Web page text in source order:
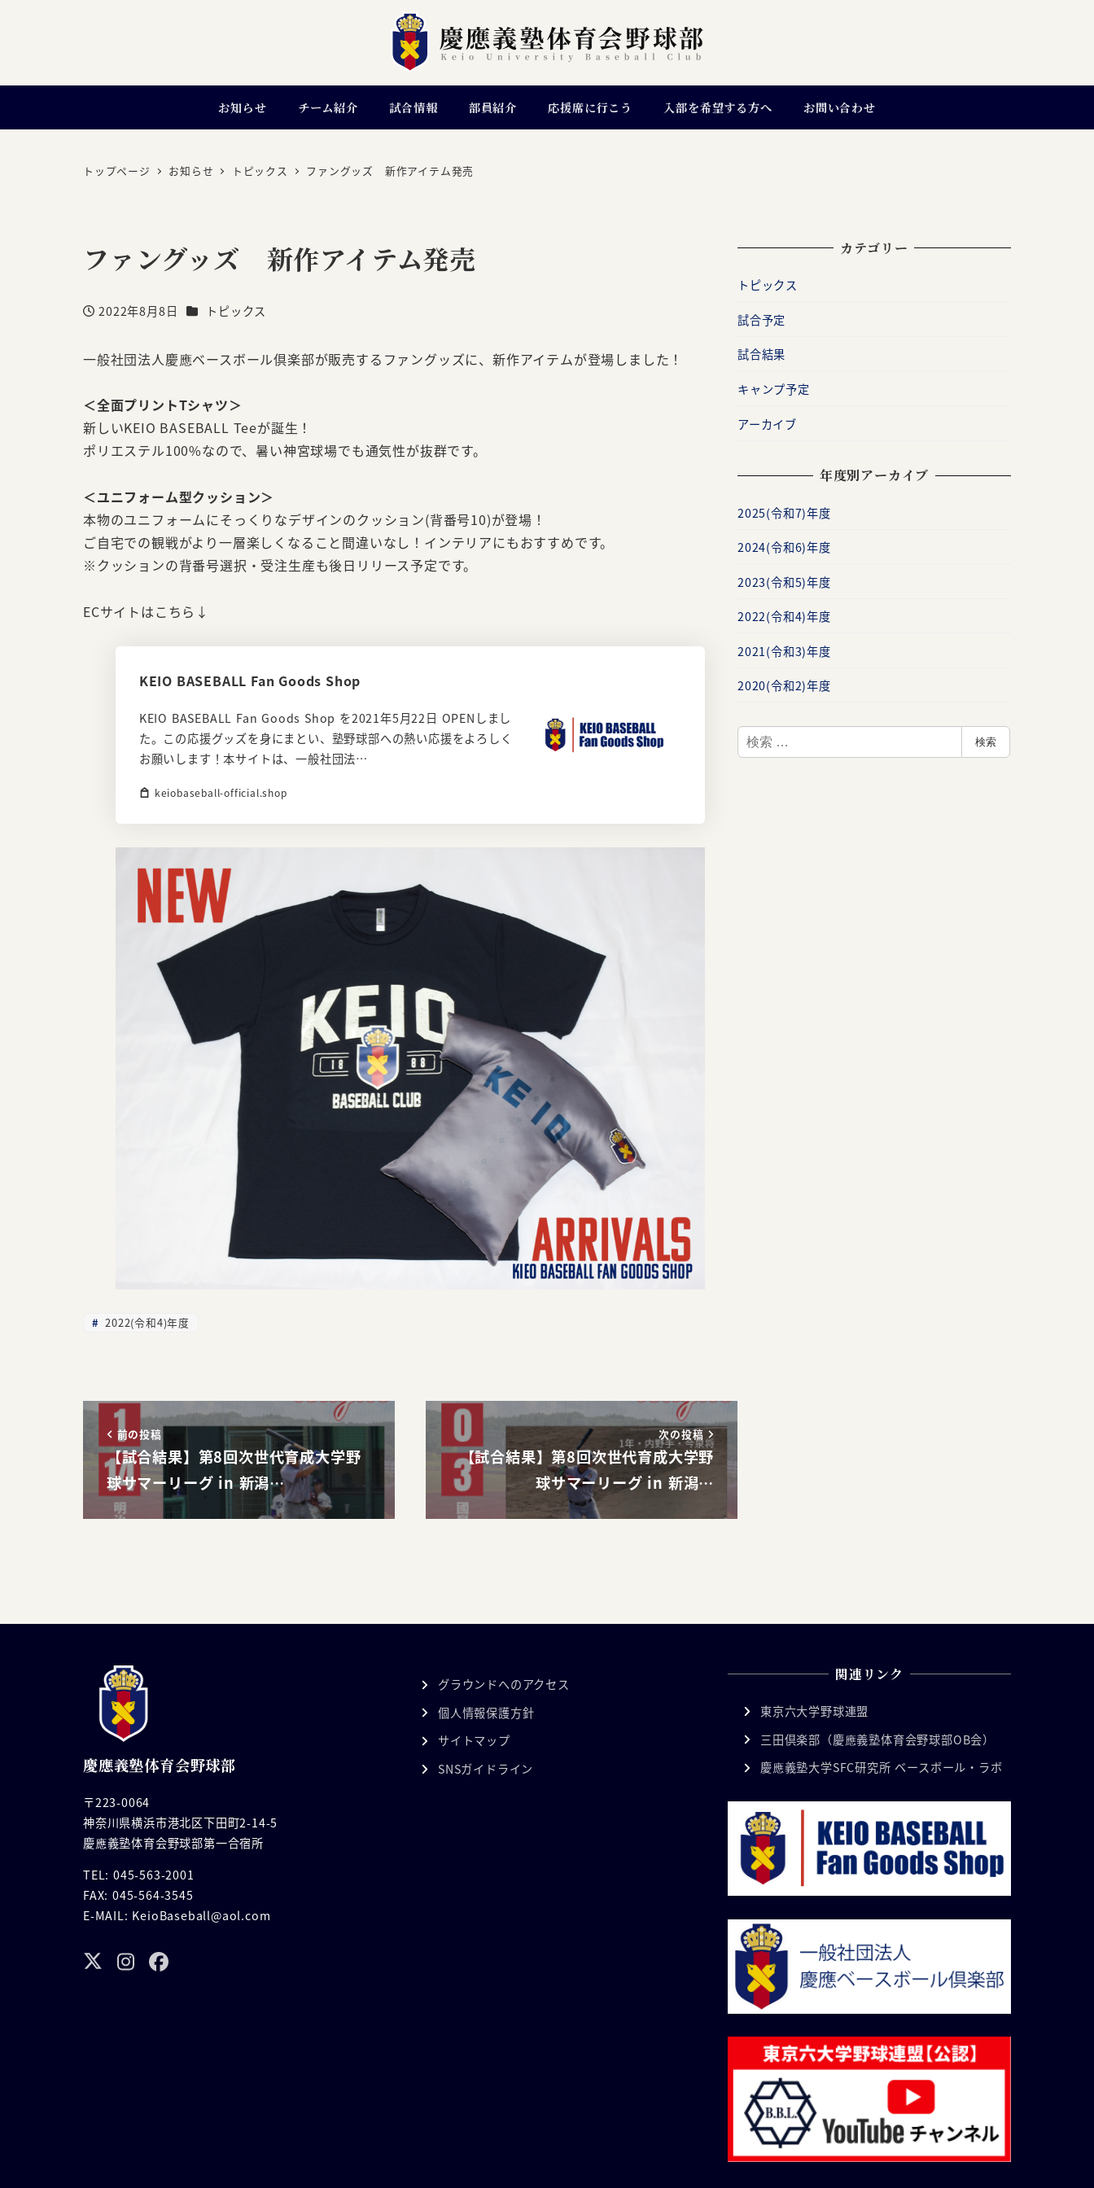
お知らせ チーム紹介 試合情報 部員紹介 応援席に行こう 入部を希望する方へ お問い合わせ
トップページ お知らせ トピックス ファングッズ 新作アイテム発売
ファングッズ 新作アイテム発売
投稿日
2022年8月8日 カテゴリー
トピックス
一般社団法人慶應ベースボール倶楽部が販売するファングッズに、新作アイテムが登場しました！
＜全面プリントTシャツ＞
新しいKEIO BASEBALL Teeが誕生！
ポリエステル100%なので、暑い神宮球場でも通気性が抜群です。
＜ユニフォーム型クッション＞
本物のユニフォームにそっくりなデザインのクッション(背番号10)が登場！
ご自宅での観戦がより一層楽しくなること間違いなし！インテリアにもおすすめです。
※クッションの背番号選択・受注生産も後日リリース予定です。
ECサイトはこちら↓
KEIO BASEBALL Fan Goods Shop
KEIO BASEBALL Fan Goods Shop を2021年5月22日 OPENしまし
た。この応援グッズを身にまとい、塾野球部への熱い応援をよろしく
お願いします！本サイトは、一般社団法…
keiobaseball-official.shop
2022(令和4)年度
前の投稿
【試合結果】第8回次世代育成大学野
球サマーリーグ in 新潟…
次の投稿
【試合結果】第8回次世代育成大学野
球サマーリーグ in 新潟…
カテゴリー
トピックス
試合予定
試合結果
キャンプ予定
アーカイブ
年度別アーカイブ
2025(令和7)年度
2024(令和6)年度
2023(令和5)年度
2022(令和4)年度
2021(令和3)年度
2020(令和2)年度
検
索
検索
慶應義塾体育会野球部
〒223-0064
神奈川県横浜市港北区下田町2-14-5
慶應義塾体育会野球部第一合宿所
TEL: 045-563-2001
FAX: 045-564-3545
E-MAIL: KeioBaseball@aol.com
グラウンドへのアクセス
個人情報保護方針
サイトマップ
SNSガイドライン
関連リンク
東京六大学野球連盟
三田倶楽部（慶應義塾体育会野球部OB会）
慶應義塾大学SFC研究所 ベースボール・ラボ